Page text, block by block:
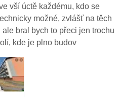
vší úctě každému, kdo se
možné, zvlášť na těch
bral bych to přeci jen trochu
kde je plno budov